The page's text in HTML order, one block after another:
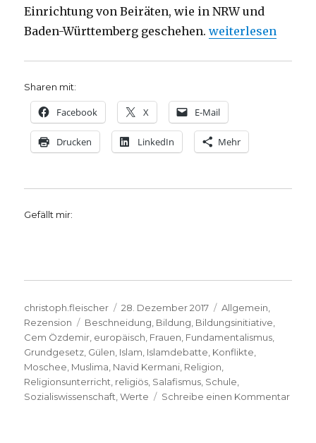
Einrichtung von Beiräten, wie in NRW und
Baden-Württemberg geschehen.„Bildung und
weiterlesen
Sharen mit:
Facebook X E-Mail
Drucken LinkedIn Mehr
Gefällt mir:
Autor
christoph.fleischer
Veröffentlicht
am
28. Dezember 2017 Kategorien
Allgemein
Rezension
Schlagwörter
Beschneidung Bildung Bildungsinitiative
Cem Özdemir europäisch Frauen Fundamentalismus
Grundgesetz Gülen Islam Islamdebatte Konflikte
Moschee Muslima Navid Kermani Religion
Religionsunterricht religiös Salafismus Schule
Sozialiswissenschaft ,Werte Schreibe einen Kommentarzu